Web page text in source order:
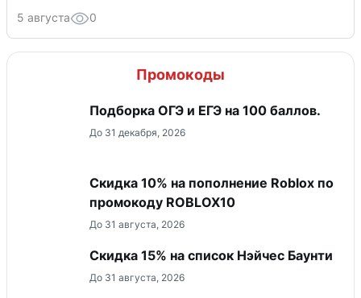
5 августа 0
Промокоды
Подборка ОГЭ и ЕГЭ на 100 баллов.
До 31 декабря, 2026
Скидка 10% на пополнение Roblox по
промокоду ROBLOX10
До 31 августа, 2026
Скидка 15% на список Нэйчес Баунти
До 31 августа, 2026